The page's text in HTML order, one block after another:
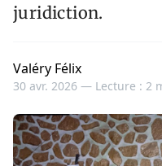
juridiction.
Valéry Félix
30 avr. 2026 — Lecture : 2